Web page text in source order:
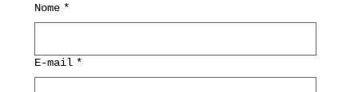
Nome *
E-mail *